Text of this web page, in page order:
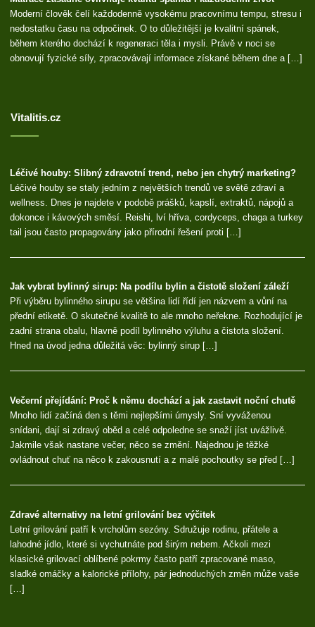
Moderní člověk čelí každodenně vysokému pracovnímu tempu, stresu i
nedostatku času na odpočinek. O to důležitější je kvalitní spánek,
během kterého dochází k regeneraci těla i mysli. Právě v noci se
obnovují fyzické síly, zpracovávají informace získané během dne a […]
Vitalitis.cz
Léčivé houby: Slibný zdravotní trend, nebo jen chytrý marketing?
Léčivé houby se staly jedním z největších trendů ve světě zdraví a
wellness. Dnes je najdete v podobě prášků, kapslí, extraktů, nápojů a
dokonce i kávových směsí. Reishi, lví hříva, cordyceps, chaga a turkey
tail jsou často propagovány jako přírodní řešení proti […]
Jak vybrat bylinný sirup: Na podílu bylin a čistotě složení záleží
Při výběru bylinného sirupu se většina lidí řídí jen názvem a vůní na
přední etiketě. O skutečné kvalitě to ale mnoho neřekne. Rozhodující je
zadní strana obalu, hlavně podíl bylinného výluhu a čistota složení.
Hned na úvod jedna důležitá věc: bylinný sirup […]
Večerní přejídání: Proč k němu dochází a jak zastavit noční chutě
Mnoho lidí začíná den s těmi nejlepšími úmysly. Sní vyváženou
snídani, dají si zdravý oběd a celé odpoledne se snaží jíst uvážlivě.
Jakmile však nastane večer, něco se změní. Najednou je těžké
ovládnout chuť na něco k zakousnutí a z malé pochoutky se před […]
Zdravé alternativy na letní grilování bez výčitek
Letní grilování patří k vrcholům sezóny. Sdružuje rodinu, přátele a
lahodné jídlo, které si vychutnáte pod širým nebem. Ačkoli mezi
klasické grilovací oblíbené pokrmy často patří zpracované maso,
sladké omáčky a kalorické přílohy, pár jednoduchých změn může vaše
[…]